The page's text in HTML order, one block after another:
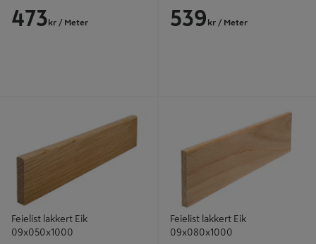
473 kr / Meter 539 kr / Meter
Feielist lakkert Eik
09x050x1000
Feielist lakkert Eik
09x080x1000